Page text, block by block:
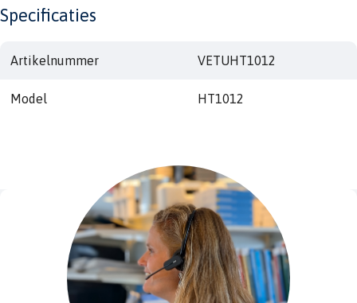
Specificaties
Artikelnummer VETUHT1012
Model HT1012